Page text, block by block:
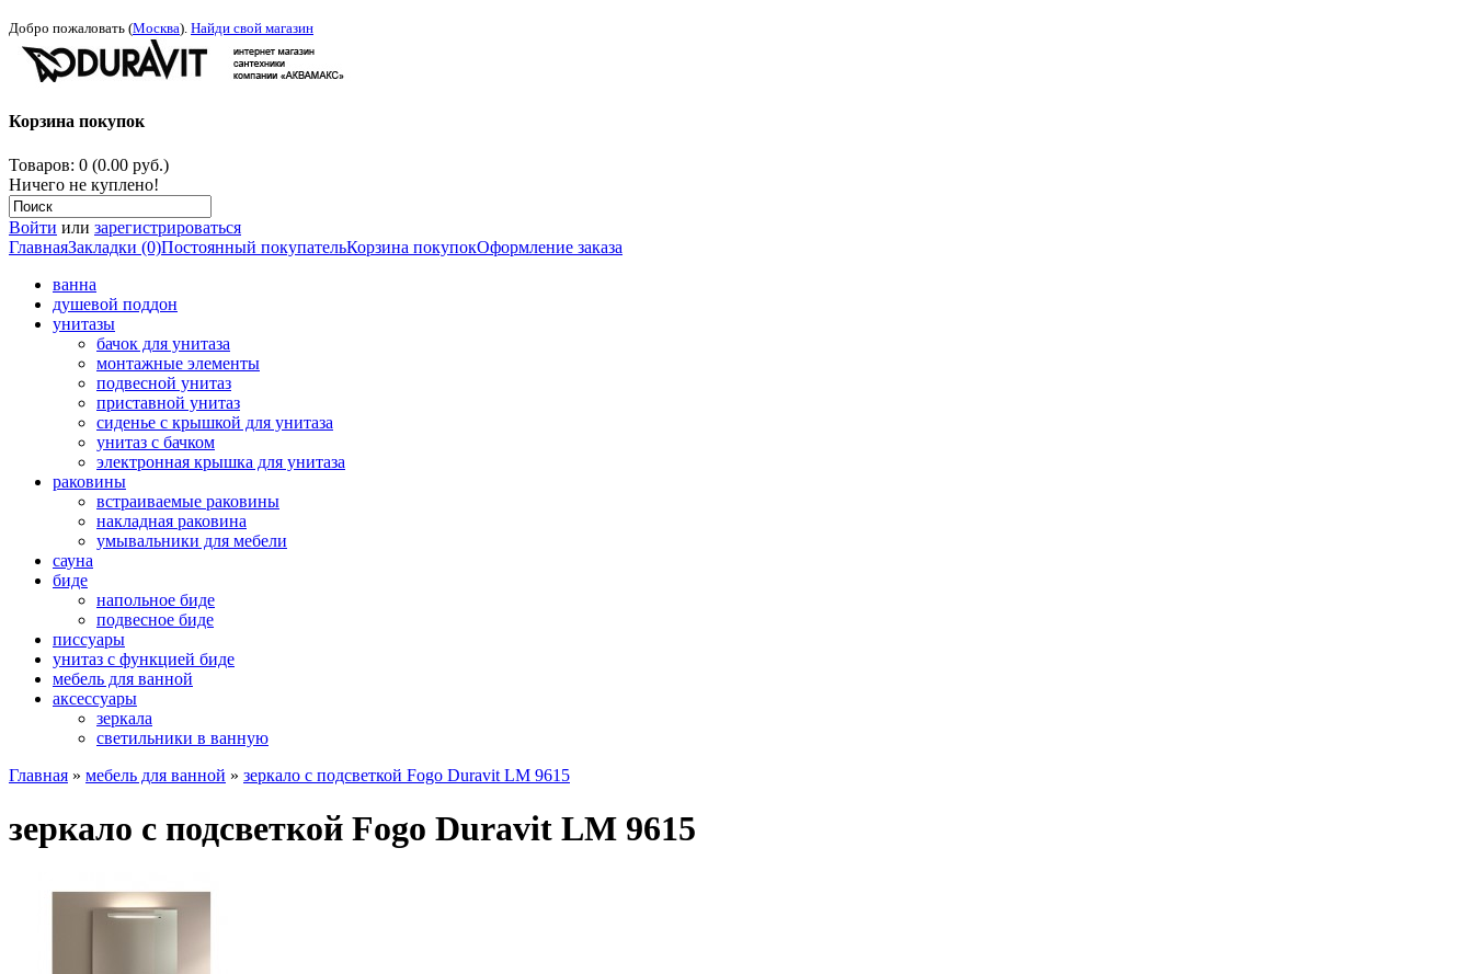
Добро пожаловать (Москва). Найди свой магазин
Корзина покупок
Товаров: 0 (0.00 руб.)
Ничего не куплено!
Войти или зарегистрироваться
ГлавнаяЗакладки (0)Постоянный покупательКорзина покупокОформление заказа
ванна
душевой поддон
унитазы
бачок для унитаза
монтажные элементы
подвесной унитаз
приставной унитаз
сиденье с крышкой для унитаза
унитаз с бачком
электронная крышка для унитаза
раковины
встраиваемые раковины
накладная раковина
умывальники для мебели
сауна
биде
напольное биде
подвесное биде
писсуары
унитаз с функцией биде
мебель для ванной
аксессуары
зеркала
светильники в ванную
Главная » мебель для ванной » зеркало с подсветкой Fogo Duravit LM 9615
зеркало с подсветкой Fogo Duravit LM 9615